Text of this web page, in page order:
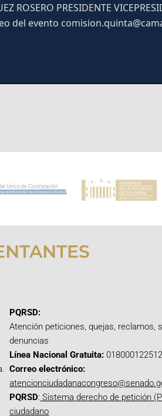
ROSERO PRESIDENTE
del evento
PQRSD:
Atención peticiones, quejas, reclamos,
denuncias
Línea Nacional Gratuita: 018000122512
Correo electrónico:
PQRSD: Sistema derecho de petición
ciudadano